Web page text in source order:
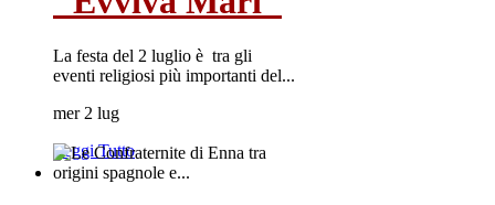
La festa del 2 luglio è tra gli
eventi religiosi più importanti del...
mer 2 lug
Leggi Tutto